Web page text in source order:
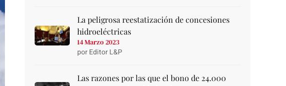
La peligrosa reestatización de concesiones
hidroeléctricas
14 Marzo 2023
por Editor L&P
Las razones por las que el bono de 24.000